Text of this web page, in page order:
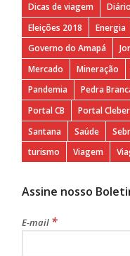
Dicas de viagem
Eleições 2018
Energia
Governo do Amapá
Mercado
Mineração
Pandemia
Pedra
Portal CB
Portal
Santana
Saúde
turismo
Viagem
Assine nosso
E-mail *